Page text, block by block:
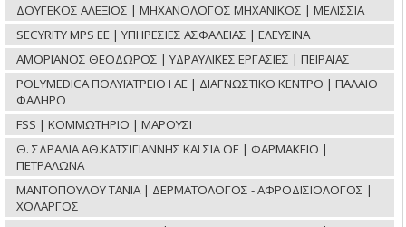
ΔΟΥΓΕΚΟΣ ΑΛΕΞΙΟΣ | ΜΗΧΑΝΟΛΟΓΟΣ ΜΗΧΑΝΙΚΟΣ | ΜΕΛΙΣΣΙΑ
SECYRITY MPS ΕΕ | ΥΠΗΡΕΣΙΕΣ ΑΣΦΑΛΕΙΑΣ | ΕΛΕΥΣΙΝΑ
ΑΜΟΡΙΑΝΟΣ ΘΕΟΔΩΡΟΣ | ΥΔΡΑΥΛΙΚΕΣ ΕΡΓΑΣΙΕΣ | ΠΕΙΡΑΙΑΣ
POLYMEDICA ΠΟΛΥΪΑΤΡΕΙΟ Ι ΑΕ | ΔΙΑΓΝΩΣΤΙΚΟ ΚΕΝΤΡΟ | ΠΑΛΑΙΟ
ΦΑΛΗΡΟ
FSS | ΚΟΜΜΩΤΗΡΙΟ | ΜΑΡΟΥΣΙ
Θ. ΣΔΡΑΛΙΑ ΑΘ.ΚΑΤΣΙΓΙΑΝΝΗΣ ΚΑΙ ΣΙΑ ΟΕ | ΦΑΡΜΑΚΕΙΟ |
ΠΕΤΡΑΛΩΝΑ
ΜΑΝΤΟΠΟΥΛΟΥ ΤΑΝΙΑ | ΔΕΡΜΑΤΟΛΟΓΟΣ - ΑΦΡΟΔΙΣΙΟΛΟΓΟΣ |
ΧΟΛΑΡΓΟΣ